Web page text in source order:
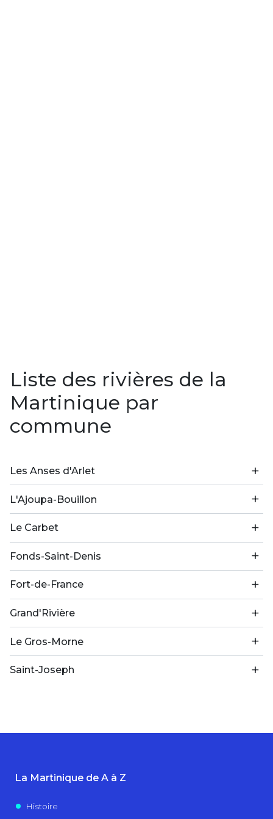
Liste des rivières de la
Martinique par
commune
Les Anses d'Arlet
L'Ajoupa-Bouillon
Le Carbet
Fonds-Saint-Denis
Fort-de-France
Grand'Rivière
Le Gros-Morne
Saint-Joseph
La Martinique de A à Z
Histoire